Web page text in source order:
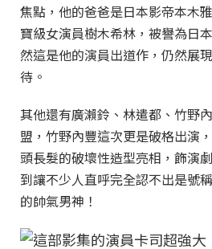
焦點，他的爸爸是日本影帝本木
寶級女演員樹木希林，被譽為日
然這是他的演員出道作，仍然展
待。
其他還有廣瀨鈴、林遣都、竹野
盟，竹野內豐這次更是破格出演
頭長髮的破壞性造型亮相，飾演
到讓不少人直呼完全認不出是號
的帥氣男神！